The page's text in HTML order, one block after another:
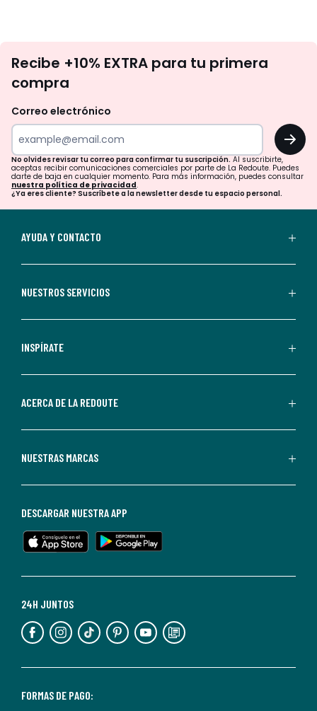
te
tu
para
confirmar
tu
suscripción.
aceptas
comerciales
personalizadas
parte
Redoute.
de
en
cualquier
Para
información,
puedes
nuestra
Recibe +10% EXTRA para tu primera
compra
Correo electrónico
OK
No olvides revisar tu correo para confirmar tu suscripción. Al suscribirte,
aceptas recibir comunicaciones comerciales por parte de La Redoute. Puedes
darte de baja en cualquier momento. Para más información, puedes consultar
nuestra política de privacidad.
¿Ya eres cliente? Suscríbete a la newsletter desde tu espacio personal.
AYUDA Y CONTACTO
NUESTROS SERVICIOS
INSPÍRATE
ACERCA DE LA REDOUTE
NUESTRAS MARCAS
FORMAS DE PAGO:
24H JUNTOS
DESCARGAR NUESTRA APP